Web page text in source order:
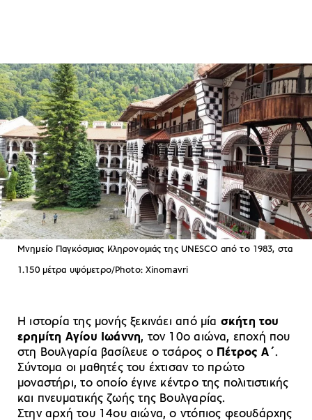
Μνημείο Παγκόσμιας Κληρονομιάς της UNESCO από το 1983, στα
1.150 μέτρα υψόμετρο/Photo: Xinomavri
Η ιστορία της μονής ξεκινάει από μία σκήτη του
ερημίτη Αγίου Ιωάννη, τον 10ο αιώνα, εποχή που
στη Βουλγαρία βασίλευε ο τσάρος ο Πέτρος Α΄.
Σύντομα οι μαθητές του έχτισαν το πρώτο
μοναστήρι, το οποίο έγινε κέντρο της πολιτιστικής
και πνευματικής ζωής της Βουλγαρίας.
Στην αρχή του 14ου αιώνα, ο ντόπιος φεουδάρχης